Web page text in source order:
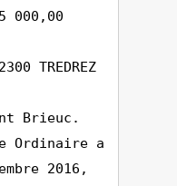
000,00
TREDREZ
Brieuc.
Ordinaire a
2016,